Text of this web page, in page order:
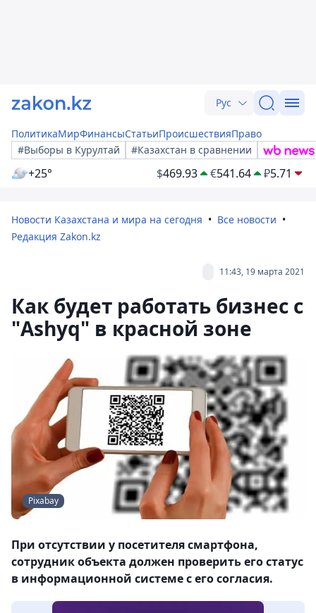
Рус
ПолитикаМирФинансыСтатьиПроисшествияПраво
#Выборы в Курултай
#Казахстан в сравнении
+25° $469.93 €541.64 ₽5.71
Новости Казахстана и мира на сегодня
Все новости
Редакция Zakon.kz
11:43, 19 марта 2021
Как будет работать бизнес с
"Ashyq" в красной зоне
Pixabay
При отсутствии у посетителя смартфона,
сотрудник объекта должен проверить его статус
в информационной системе с его согласия.